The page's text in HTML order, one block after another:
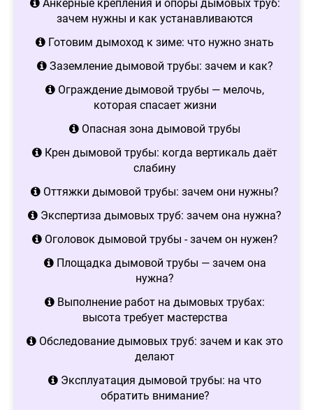
Анкерные крепления и опоры дымовых труб:
зачем нужны и как устанавливаются
Готовим дымоход к зиме: что нужно знать
Заземление дымовой трубы: зачем и как?
Ограждение дымовой трубы — мелочь,
которая спасает жизни
Опасная зона дымовой трубы
Крен дымовой трубы: когда вертикаль даёт
слабину
Оттяжки дымовой трубы: зачем они нужны?
Экспертиза дымовых труб: зачем она нужна?
Оголовок дымовой трубы - зачем он нужен?
Площадка дымовой трубы — зачем она
нужна?
Выполнение работ на дымовых трубах:
высота требует мастерства
Обследование дымовых труб: зачем и как это
делают
Эксплуатация дымовой трубы: на что
обратить внимание?